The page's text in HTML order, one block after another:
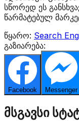
სწორედ ეს
წარმატებულ
წყარო: Search
გაზიარება:
Facebook Messenger
მსგავსი